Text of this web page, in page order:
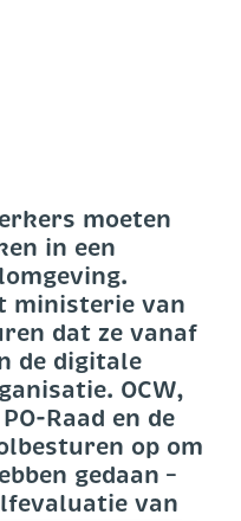
moeten
in een
ministerie van
dat ze vanaf
de digitale
OCW,
Raad en de
op om
gedaan –
van